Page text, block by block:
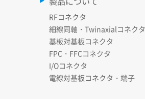
RFコネクタ
細線同軸・Twinaxialコネクタ
基板対基板コネクタ
FPC・FFCコネクタ
I/Oコネクタ
電線対基板コネクタ・端子